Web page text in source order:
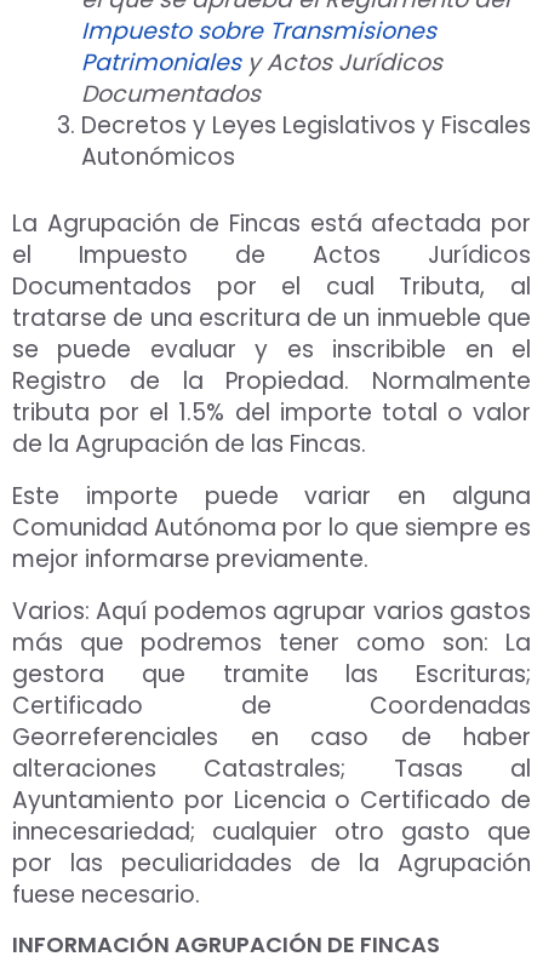
Impuesto sobre Transmisiones
Patrimonialesy Actos Jurídicos
Documentados
Decretos y Leyes Legislativos y Fiscales
Autonómicos
La Agrupación de Fincas está afectada por
el Impuesto de Actos Jurídicos
Documentados por el cual Tributa, al
tratarse de una escritura de un inmueble que
se puede evaluar y es inscribible en el
Registro de la Propiedad. Normalmente
tributa por el 1.5% del importe total o valor
de la Agrupación de las Fincas.
Este importe puede variar en alguna
Comunidad Autónoma por lo que siempre es
mejor informarse previamente.
Varios: Aquí podemos agrupar varios gastos
más que podremos tener como son: La
gestora que tramite las Escrituras;
Certificado de Coordenadas
Georreferenciales en caso de haber
alteraciones Catastrales; Tasas al
Ayuntamiento por Licencia o Certificado de
innecesariedad; cualquier otro gasto que
por las peculiaridades de la Agrupación
fuese necesario.
INFORMACIÓN AGRUPACIÓN DE FINCAS
Aceptar Política Privacidad*
Solicitar Asesoramiento